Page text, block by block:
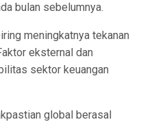
bulan sebelumnya.
meningkatnya tekanan
eksternal dan
sektor keuangan
global berasal